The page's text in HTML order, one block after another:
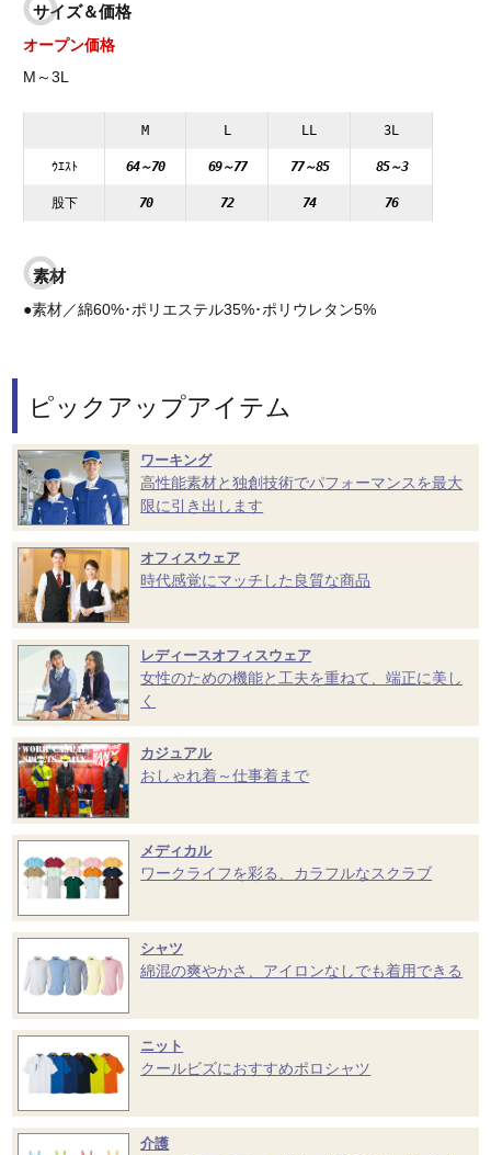
サイズ＆価格
オープン価格
M～3L
M L LL 3L
ｳｴｽﾄ 64～70 69～77 77～85 85～3
股下 70 72 74 76
素材
●素材／綿60%･ポリエステル35%･ポリウレタン5%
ピックアップアイテム
ワーキング
高性能素材と独創技術でパフォーマンスを最大
限に引き出します
オフィスウェア
時代感覚にマッチした良質な商品
レディースオフィスウェア
女性のための機能と工夫を重ねて、端正に美し
く
カジュアル
おしゃれ着～仕事着まで
メディカル
ワークライフを彩る、カラフルなスクラブ
シャツ
綿混の爽やかさ、アイロンなしでも着用できる
ニット
クールビズにおすすめポロシャツ
介護